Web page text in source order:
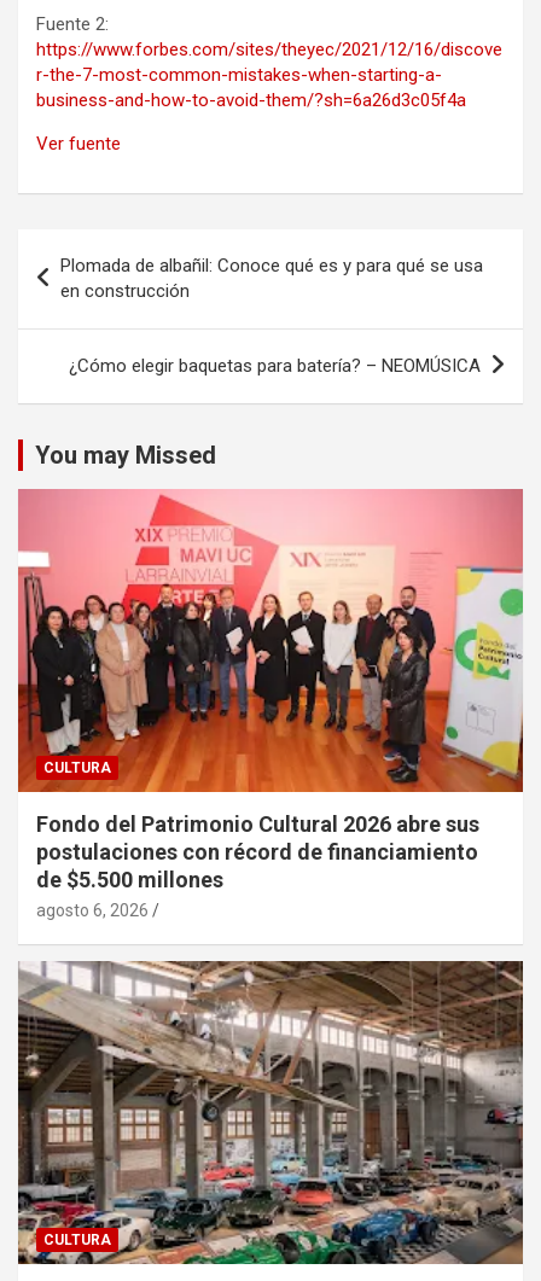
Fuente 2:
https://www.forbes.com/sites/theyec/2021/12/16/discove
r-the-7-most-common-mistakes-when-starting-a-
business-and-how-to-avoid-them/?sh=6a26d3c05f4a
Ver fuente
de
entradas
Plomada de albañil: Conoce qué es y para qué se usa
en construcción
¿Cómo elegir baquetas para batería? – NEOMÚSICA
You may Missed
CULTURA
Fondo del Patrimonio Cultural 2026 abre sus
postulaciones con récord de financiamiento
de $5.500 millones
agosto 6, 2026
CULTURA